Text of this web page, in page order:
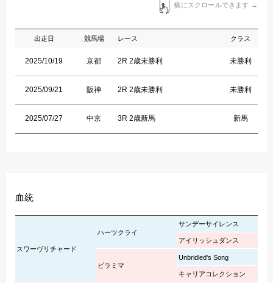
横にスクロールできます →
出走日 競馬場 レース クラス
2025/10/19 京都 2R 2歳未勝利 未勝利
2025/09/21 阪神 2R 2歳未勝利 未勝利
2025/07/27 中京 3R 2歳新馬 新馬
血統
スワーヴリチャード
ハーツクライ
ピラミマ
サンデーサイレンス
アイリッシュダンス
Unbridled's Song
キャリアコレクション